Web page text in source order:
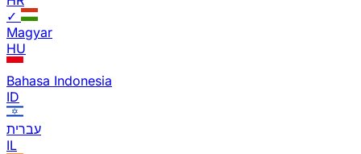
✓
Magyar
HU
Bahasa Indonesia
ID
עברית
IL